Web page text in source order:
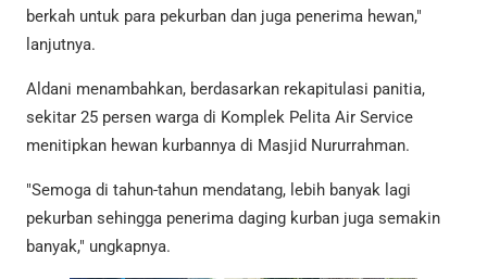
berkah untuk para pekurban dan juga penerima hewan,"
lanjutnya.
Aldani menambahkan, berdasarkan rekapitulasi panitia,
sekitar 25 persen warga di Komplek Pelita Air Service
menitipkan hewan kurbannya di Masjid Nururrahman.
"Semoga di tahun-tahun mendatang, lebih banyak lagi
pekurban sehingga penerima daging kurban juga semakin
banyak," ungkapnya.